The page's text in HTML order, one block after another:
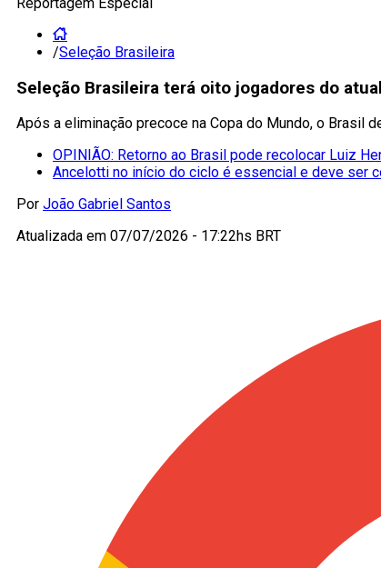
/Seleção Brasileira
Seleção Brasileira terá oito jogadores do
Após a eliminação precoce na Copa do Mundo, o Brasil
OPINIÃO: Retorno ao Brasil pode recolocar Luiz
Ancelotti no início do ciclo é essencial e deve ser
Por João Gabriel Santos
Atualizada em 07/07/2026 - 17:22hs BRT